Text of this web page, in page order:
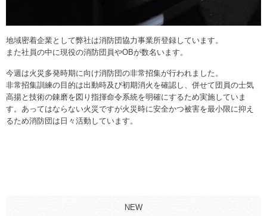
地域密着企業として弊社は消防団協力事業所登録しています。
また社員の中に現役の消防団員やOBが数名います。
今週は火災多発時期に向け消防団の非常招集が行われました。
非常招集訓練の目的は出動時及び初期消火を確認し、併せて団員の士気
高揚と技術の錬磨を図り指揮命令系統を明確にするため実施していま
す。あってはならない火災ですが火災時に安全かつ被害を最小限に抑え
るため消防団は日々活動しています。
NEW